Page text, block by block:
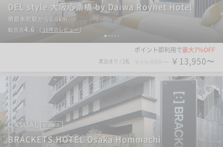
1 2 3 4 5
DEL style 大阪心斎橋 by Daiwa Roynet Hotel
堺筋本町駅から0.6km
総合点4.6 （ 16件のレビュー ）
ポイント即利用で最大7％OFF
素泊まり / 2名 ￥13,950〜
ビジネス
BRACKETS HOTEL Osaka Hommachi